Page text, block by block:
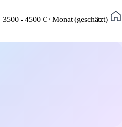
3500 - 4500 € / Monat (geschätzt)